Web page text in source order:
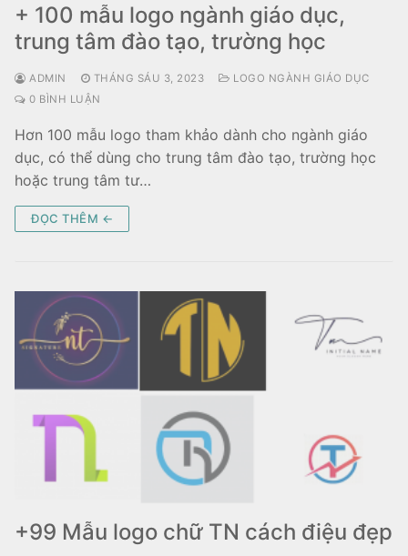
+ 100 mẫu logo ngành giáo dục,
trung tâm đào tạo, trường học
ADMIN THÁNG SÁU 3, 2023
LOGO NGÀNH GIÁO DỤC
0 BÌNH LUẬN
Hơn 100 mẫu logo tham khảo dành cho ngành giáo
dục, có thể dùng cho trung tâm đào tạo, trường học
hoặc trung tâm tư…
ĐỌC THÊM ←
+99 Mẫu logo chữ TN cách điệu đẹp